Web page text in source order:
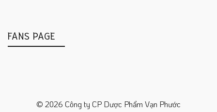
FANS PAGE
© 2026 Công ty CP Dược Phẩm Vạn Phước